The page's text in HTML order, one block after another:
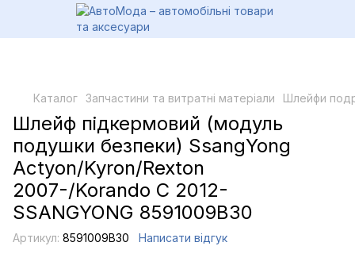
Каталог Запчастини та витратні матеріали Шлейфи
Шлейф підкермовий (модуль
подушки безпеки) SsangYong
Actyon/Kyron/Rexton
2007-/Korando C 2012-
SSANGYONG 8591009B30
Артикул: 8591009B30 Написати відгук